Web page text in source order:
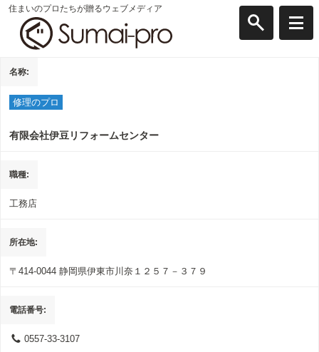
住まいのプロたちが贈るウェブメディア
名称
修理のプロ
有限会社伊豆リフォームセンター
職種
工務店
所在地
〒414-0044 静岡県伊東市川奈１２５７－３７９
電話番号
0557-33-3107